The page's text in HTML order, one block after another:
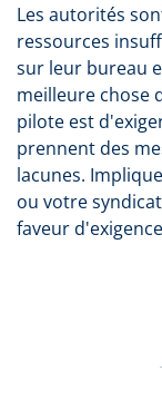
Les autorités
ressources
sur leur bureau
meilleure chose
pilote est
prennent des
lacunes.
ou votre
faveur